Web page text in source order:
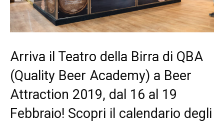
Arriva il Teatro della Birra di QBA
(Quality Beer Academy) a Beer
Attraction 2019, dal 16 al 19
Febbraio! Scopri il calendario degli